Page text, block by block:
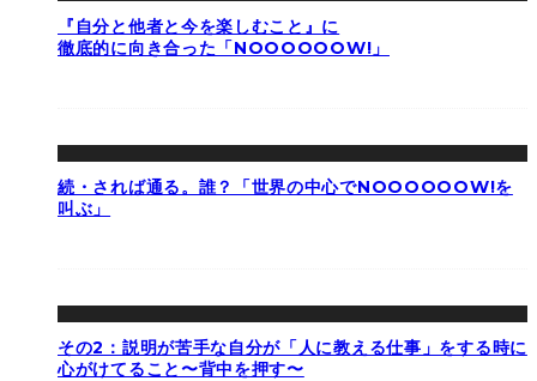
『自分と他者と今を楽しむこと』に
徹底的に向き合った「NOOOOOOW!」
続・されば通る。誰？「世界の中心でNOOOOOOW!を
叫ぶ」
その2：説明が苦手な自分が「人に教える仕事」をする時に
心がけてること〜背中を押す〜